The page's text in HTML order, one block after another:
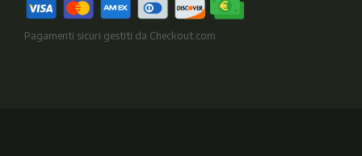
Pagamenti sicuri gestiti da Checkout.com